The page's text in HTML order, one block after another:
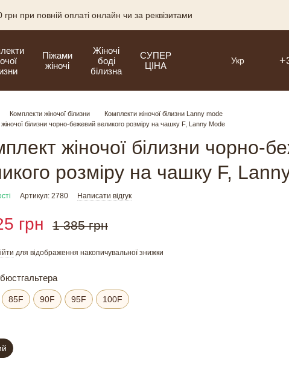
при повній оплаті онлайн чи за реквізитами
Піжами
жіночі
Жіночі
боді
білизна
СУПЕР
ЦІНА
Укр
Комплекти жіночої білизни
Комплекти жіночої білизни Lanny mode
білизни чорно-бежевий великого розміру на чашку F, Lanny Mode
жіночої білизни чорно-
розміру на чашку F,
Артикул: 2780 Написати відгук
грн 1 385 грн
для відображення накопичувальної знижки
85F 90F 95F 100F